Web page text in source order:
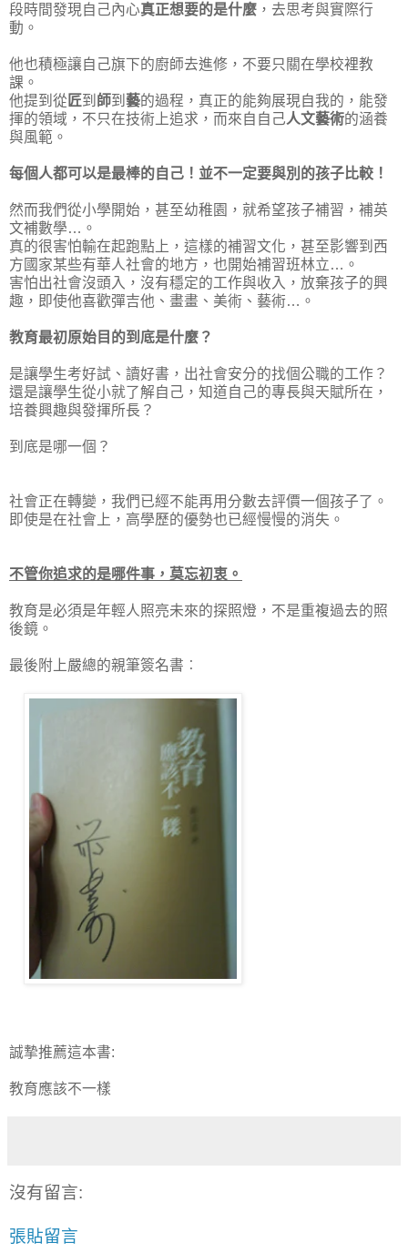
段時間發現自己內心真正想要的是什麼 ，去思考與實際行
動。
他也積極讓自己旗下的廚師去進修，不要只關在學校裡教
課。
他提到從 匠到 師到 藝的過程，真正的能夠展現自我的，能發
揮的領域，不只在技術上追求，而來自自己人文藝術的涵養
與風範。
每個人都可以是最棒的自己！並不一定要與別的孩子比較！
然而我們從小學開始，甚至幼稚園，就希望孩子補習，補英
文補數學…。
真的很害怕輸在起跑點上，這樣的補習文化，甚至影響到西
方國家某些有華人社會的地方，也開始補習班林立…。
害怕出社會沒頭入，沒有穩定的工作與收入，放棄孩子的興
趣，即使他喜歡彈吉他、畫畫、美術、藝術…。
教育最初原始目的到底是什麼？
是讓學生考好試、讀好書，出社會安分的找個公職的工作？
還是讓學生從小就了解自己，知道自己的專長與天賦所在，
培養興趣與發揮所長？
到底是哪一個？
社會正在轉變，我們已經不能再用分數去評價一個孩子了。
即使是在社會上，高學歷的優勢也已經慢慢的消失。
不管你追求的是哪件事，莫忘初衷。
教育是必須是年輕人照亮未來的探照燈，不是重複過去的照
後鏡。
最後附上嚴總的親筆簽名書︰
誠摯推薦這本書:
教育應該不一樣
沒有留言:
張貼留言